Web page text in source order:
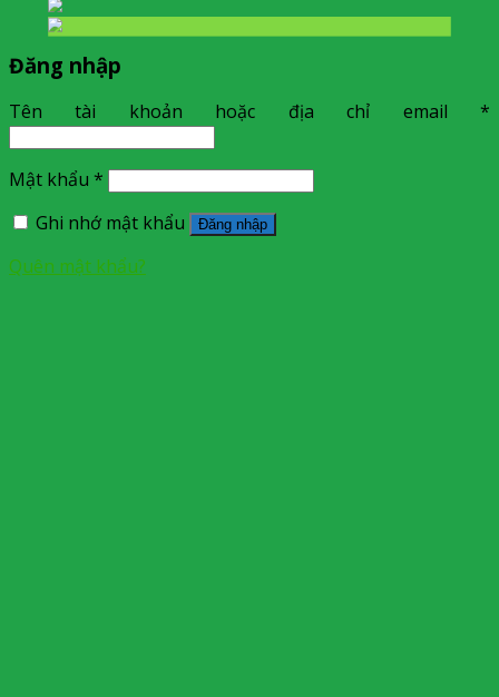
Đăng nhập
Tên tài khoản hoặc địa chỉ email *
Mật khẩu *
Ghi nhớ mật khẩu
Đăng nhập
Quên mật khẩu?